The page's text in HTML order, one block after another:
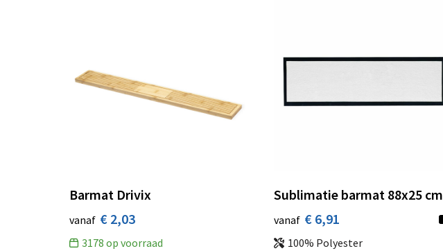
Barmat Drivix
vanaf € 2,03
3178 op voorraad
Sublimatie barmat 88x25 cm
vanaf € 6,91
100% Polyester